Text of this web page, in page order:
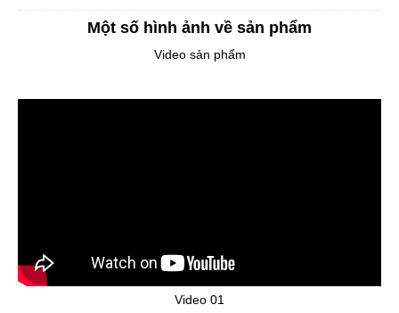
Một số hình ảnh về sản phẩm
Video sản phẩm
Video 01